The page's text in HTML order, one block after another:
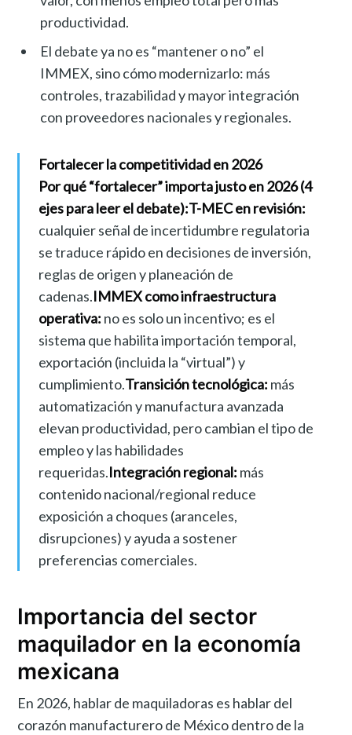
productividad.
El debate ya no es “mantener o no” el
IMMEX, sino cómo modernizarlo: más
controles, trazabilidad y mayor integración
con proveedores nacionales y regionales.
Fortalecer la competitividad en 2026
Por qué “fortalecer” importa justo en 2026 (4
ejes para leer el debate):T-MEC en revisión:
cualquier señal de incertidumbre regulatoria
se traduce rápido en decisiones de inversión,
reglas de origen y planeación de
cadenas.IMMEX como infraestructura
operativa: no es solo un incentivo; es el
sistema que habilita importación temporal,
exportación (incluida la “virtual”) y
cumplimiento.Transición tecnológica: más
automatización y manufactura avanzada
elevan productividad, pero cambian el tipo de
empleo y las habilidades
requeridas.Integración regional: más
contenido nacional/regional reduce
exposición a choques (aranceles,
disrupciones) y ayuda a sostener
preferencias comerciales.
Importancia del sector
maquilador en la economía
mexicana
En 2026, hablar de maquiladoras es hablar del
corazón manufacturero de México dentro de la